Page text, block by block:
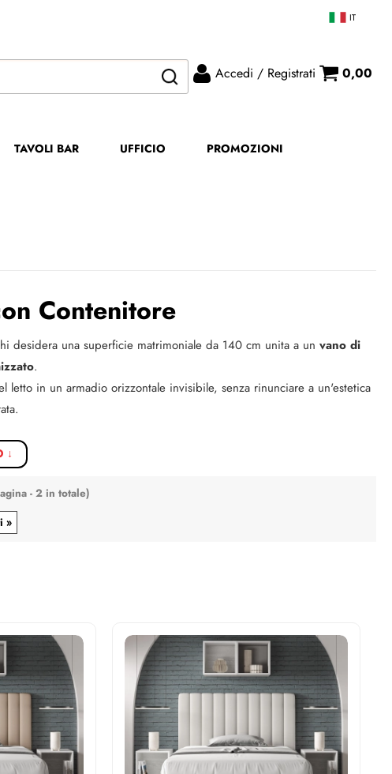
IT
Accedi / Registrati
il nome utente e la password e
Ricorda
Hai perso la password?
nostro sito clicca sul pulsante
0,00
TAVOLI BAR UFFICIO PROMOZIONI
Contenitore
desidera una superficie matrimoniale da 140 cm unita a un vano di
.
in un armadio orizzontale invisibile, senza rinunciare a un'estetica
↓
- 2 in totale)
»